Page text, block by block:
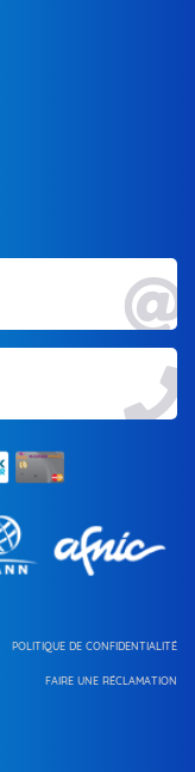
POLITIQUE DE CONFIDENTIALITÉ
FAIRE UNE RÉCLAMATION